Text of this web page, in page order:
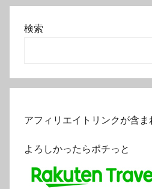
検索
アフィリエイトリンクが含ま
よろしかったらポチっと